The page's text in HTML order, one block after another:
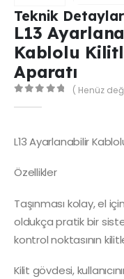
Teknik Detaylar
L13
Kablolu
Aparatı
( Henüz
L13 Ayarlanabilir
Özellikler
Taşınması kolay, el
oldukça pratik bir
kontrol noktasının
Kilit gövdesi,